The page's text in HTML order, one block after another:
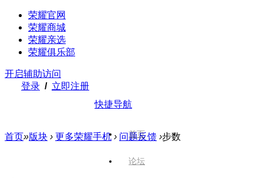
荣耀官网
荣耀商城
荣耀亲选
荣耀俱乐部
开启辅助访问
登录 / 立即注册
快捷导航
首页
论坛
首页»版块 › 更多荣耀手机 › 问题反馈 ›步数